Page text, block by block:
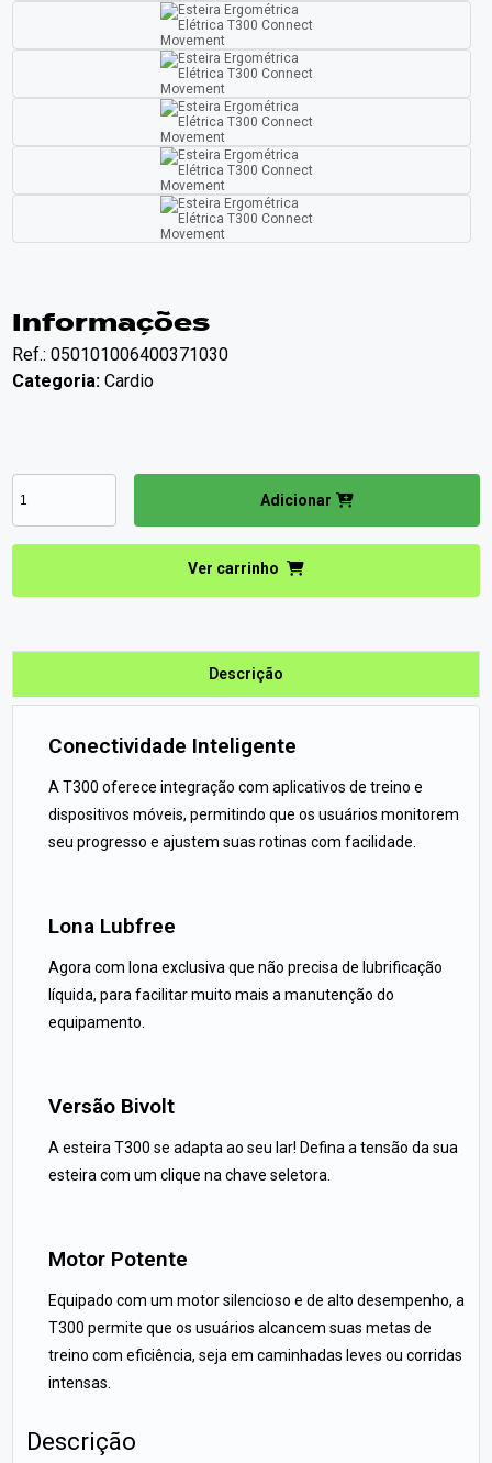
Informações
Ref.: 050101006400371030
Categoria: Cardio
Adicionar
Ver carrinho
Descrição
Conectividade Inteligente
A T300 oferece integração com aplicativos de treino e
dispositivos móveis, permitindo que os usuários monitorem
seu progresso e ajustem suas rotinas com facilidade.
Lona Lubfree
Agora com lona exclusiva que não precisa de lubrificação
líquida, para facilitar muito mais a manutenção do
equipamento.
Versão Bivolt
A esteira T300 se adapta ao seu lar! Defina a tensão da sua
esteira com um clique na chave seletora.
Motor Potente
Equipado com um motor silencioso e de alto desempenho, a
T300 permite que os usuários alcancem suas metas de
treino com eficiência, seja em caminhadas leves ou corridas
intensas.
Descrição